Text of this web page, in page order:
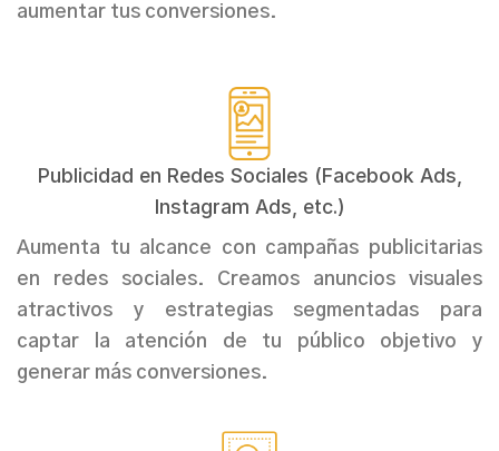
aumentar tus conversiones.
Publicidad en Redes Sociales (Facebook Ads,
Instagram Ads, etc.)
Aumenta tu alcance con campañas publicitarias
en redes sociales. Creamos anuncios visuales
atractivos y estrategias segmentadas para
captar la atención de tu público objetivo y
generar más conversiones.